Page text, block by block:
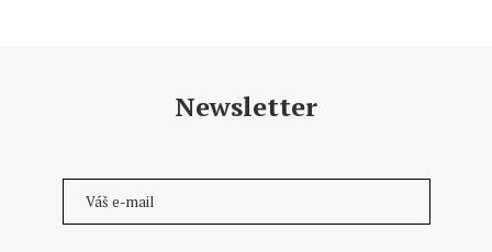
Newsletter